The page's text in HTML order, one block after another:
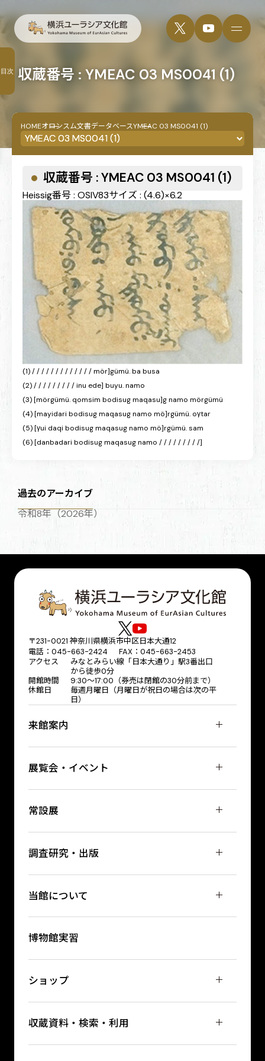
収蔵番号 : YMEAC 03 MS0041 (1)
HOMEオロンスム文書データベースYMEAC 03 MS0041 (1)
収蔵番号 : YMEAC 03 MS0041 (1)
Heissig番号 : OSIV83サイズ : (4.6)×6.2
(1) / / / / / / / / / / / / / mör]gümü. ba busa
(2) / / / / / / / / / inu ede] buyu. namo
(3) [mörgümü. qomsim bodisug maqasu]g namo mörgümü
(4) [mayidari bodisug maqasug namo mö]rgümü. oγtar
(5) [γui daqi bodisug maqasug namo mö]rgümü. sam
(6) [danbadari bodisug maqasug namo / / / / / / / / /]
目次
過去のアーカイブ
令和8年（2026年）
〒231-0021 神奈川県横浜市中区日本大通12
電話：045-663-2424 FAX：045-663-2453
アクセス
みなとみらい線「日本大通り」駅3番出口
から徒歩0分
開館時間
9:30～17:00（券売は閉館の30分前まで）
休館日
毎週月曜日（月曜日が祝日の場合は次の平
日）
来館案内
展覧会・イベント
常設展
調査研究・出版
当館について
博物館実習
ショップ
収蔵資料・検索・利用